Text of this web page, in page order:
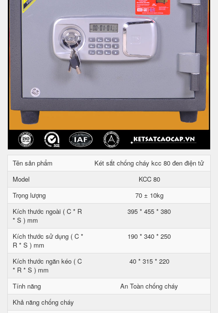
Tên sản phẩm
Két sắt chống cháy kcc 80 đen điện tử
Model
KCC 80
Trọng lượng
70 ± 10kg
Kích thước ngoài ( C * R
* S ) mm
395 * 455 * 380
Kích thước sử dụng ( C *
R * S ) mm
190 * 340 * 250
Kích thước ngăn kéo ( C
* R * S ) mm
40 * 315 * 220
Tính năng
An Toàn chống cháy
Khả năng chống cháy